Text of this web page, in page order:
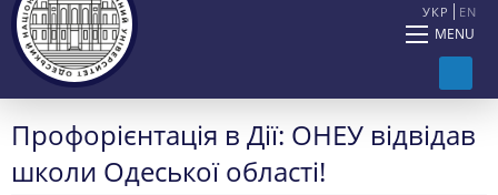
УКР EN
MENU
Профорієнтація в Дії: ОНЕУ відвідав
школи Одеської області!